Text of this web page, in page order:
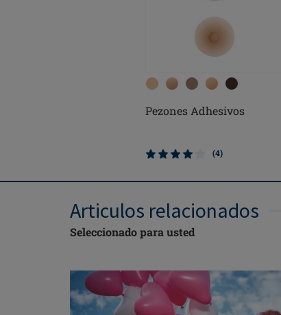
Pezones Adhesivos
(4)
Articulos relacionados
Seleccionado para usted